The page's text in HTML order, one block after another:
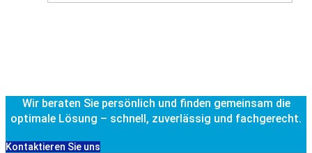
Wir beraten Sie persönlich und finden gemeinsam die
optimale Lösung – schnell, zuverlässig und fachgerecht.
Kontaktieren Sie uns